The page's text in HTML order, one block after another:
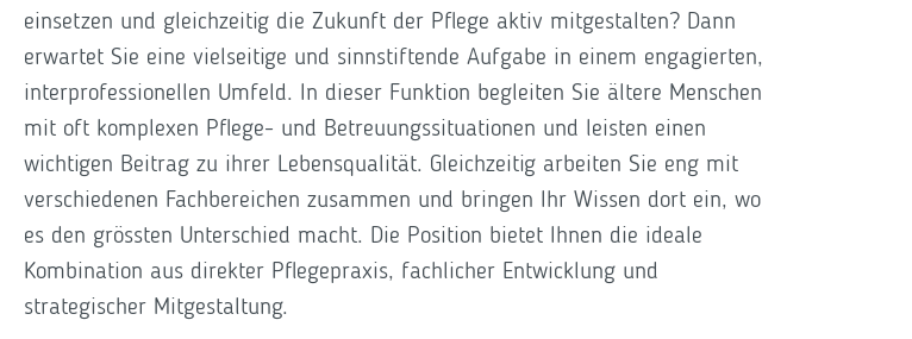
einsetzen und gleichzeitig die Zukunft der Pflege aktiv mitgestalten? Dann
erwartet Sie eine vielseitige und sinnstiftende Aufgabe in einem engagierten,
interprofessionellen Umfeld. In dieser Funktion begleiten Sie ältere Menschen
mit oft komplexen Pflege- und Betreuungssituationen und leisten einen
wichtigen Beitrag zu ihrer Lebensqualität. Gleichzeitig arbeiten Sie eng mit
verschiedenen Fachbereichen zusammen und bringen Ihr Wissen dort ein, wo
es den grössten Unterschied macht. Die Position bietet Ihnen die ideale
Kombination aus direkter Pflegepraxis, fachlicher Entwicklung und
strategischer Mitgestaltung.